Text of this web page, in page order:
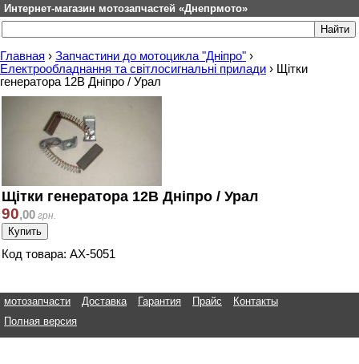
Интернет-магазин мотозапчастей «Днепрмото»
Главная › Запчастини до мотоцикла "Дніпро" ›
Електрообладнання та світлосигнальні прилади › Щітки
генератора 12В Дніпро / Урал
Щітки генератора 12В Дніпро / Урал
90,00 грн.
Код товара: АХ-5051
мотозапчасти Доставка Гарантия Прайс
Контакты
Полная версия